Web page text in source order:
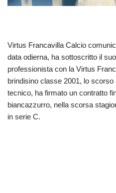
Virtus Francavilla Calcio
data odierna, ha sottoscritto il
professionista con la Virtus
brindisino classe 2001, lo
tecnico, ha firmato un contratto
biancazzurro, nella scorsa
in serie C.